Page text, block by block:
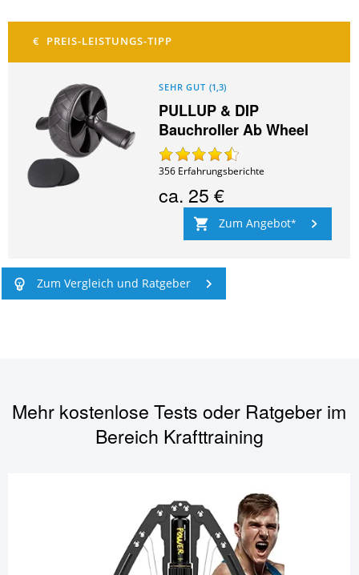
SEHR GUT (1,3)
PULLUP & DIP
Bauchroller Ab Wheel
356 Erfahrungsberichte
ca.25 €
Zum Angebot
Zum Vergleich und Ratgeber
Mehr kostenlose Tests oder Ratgeber im
Bereich Krafttraining